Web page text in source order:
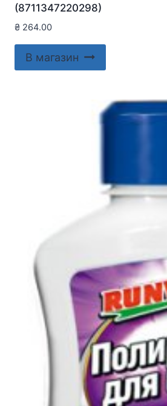
(8711347220298)
₴ 264.00
В магазин